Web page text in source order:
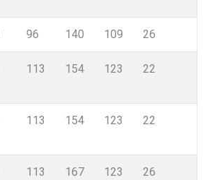
96 140 109 26
113 154 123 22
113 154 123 22
113 167 123 26